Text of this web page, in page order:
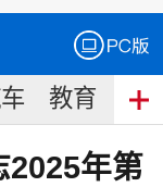
教育 食
2025年第